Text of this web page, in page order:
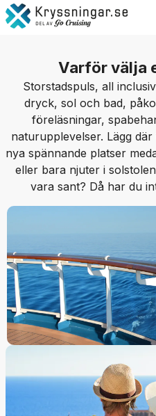
Varför välja
Storstadspuls, all
dryck, sol och bad,
föreläsningar,
naturupplevelser. Lägg
nya spännande platser
eller bara njuter i
vara sant? Då har du